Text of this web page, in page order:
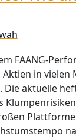
FAANG-
in vielen
aktuelle